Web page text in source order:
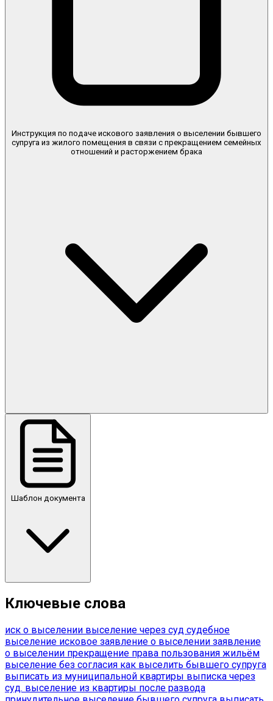
Инструкция по подаче искового заявления о выселении бывшего
супруга из жилого помещения в связи с прекращением семейных
отношений и расторжением брака
Шаблон документа
Ключевые слова
иск о выселении выселение через суд судебное
выселение исковое заявление о выселении заявление
о выселении прекращение права пользования жильём
выселение без согласия как выселить бывшего супруга
выписать из муниципальной квартиры выписка через
суд. выселение из квартиры после развода